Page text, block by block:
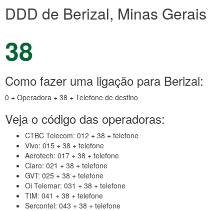
DDD de Berizal, Minas Gerais
38
Como fazer uma ligação para Berizal:
0 + Operadora + 38 + Telefone de destino
Veja o código das operadoras:
CTBC Telecom: 012 + 38 + telefone
Vivo: 015 + 38 + telefone
Aerotech: 017 + 38 + telefone
Claro: 021 + 38 + telefone
GVT: 025 + 38 + telefone
Oi Telemar: 031 + 38 + telefone
TIM: 041 + 38 + telefone
Sercontel: 043 + 38 + telefone